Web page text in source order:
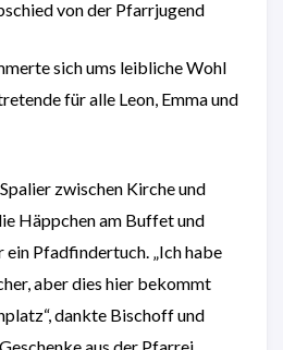
zwischen Kirche und
Häppchen am Buffet und
Pfadfindertuch. „Ich habe
aber dies hier bekommt
dankte Bischoff und